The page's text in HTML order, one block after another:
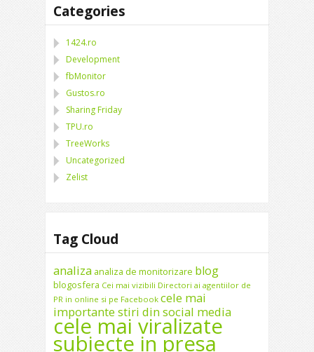
Categories
1424.ro
Development
fbMonitor
Gustos.ro
Sharing Friday
TPU.ro
TreeWorks
Uncategorized
Zelist
Tag Cloud
analiza analiza de monitorizare blog
blogosfera Cei mai vizibili Directori ai agentiilor de
PR in online si pe Facebook cele mai
importante stiri din social media
cele mai viralizate
subiecte in presa